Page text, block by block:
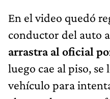
En el video quedó
conductor del auto
arrastra al oficial
luego cae al piso,
vehículo para